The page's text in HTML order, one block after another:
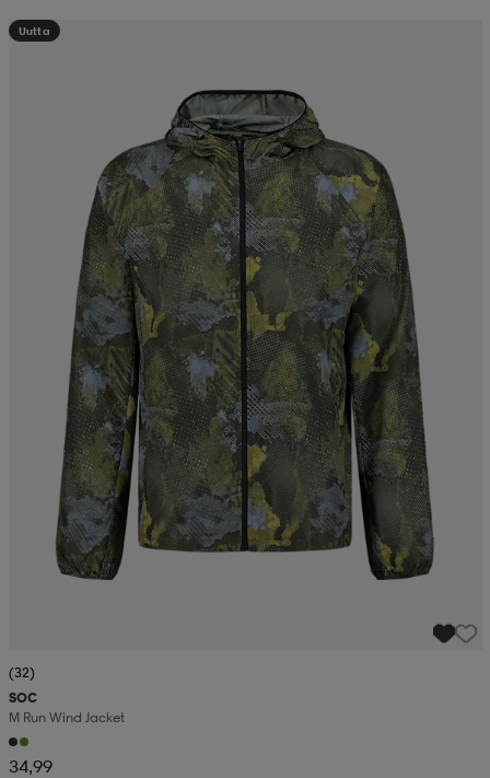
Uutta
(32)
SOC
M Run Wind Jacket
34,99